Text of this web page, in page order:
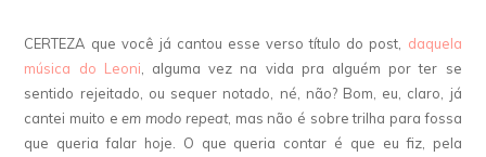
CERTEZA que você já cantou esse verso título do post, daquela
música do Leoni , alguma vez na vida pra alguém por ter se
sentido rejeitado, ou sequer notado, né, não? Bom, eu, claro, já
cantei muito eem modo repeat, mas não é sobre trilha para fossa
que queria falar hoje. O que queria contar é que eu fiz, pela